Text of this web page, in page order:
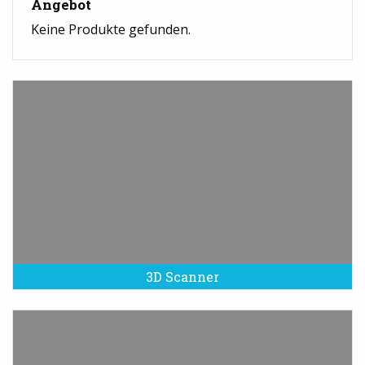
Angebot
Keine Produkte gefunden.
3D Scanner